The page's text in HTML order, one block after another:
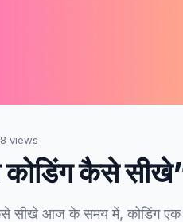
views
कोडिंग कैसे
सीखे आज के समय में, कोडिंग